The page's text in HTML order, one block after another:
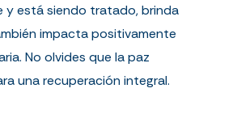
y está siendo tratado, brinda
impacta positivamente
No olvides que la paz
una recuperación integral.